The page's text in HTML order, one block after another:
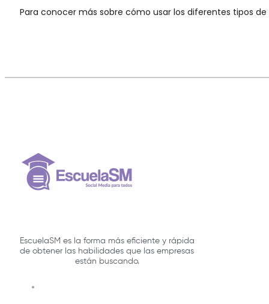
Para conocer más sobre cómo usar los diferentes tipos
EscuelaSM es la forma más eficiente y rápida
de obtener las habilidades que las empresas
están buscando.